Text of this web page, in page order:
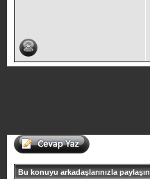
Bu konuyu arkadaşlarınızla paylaşın